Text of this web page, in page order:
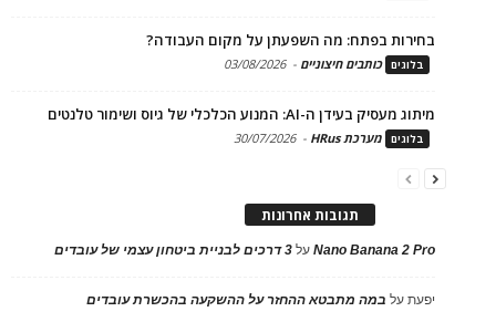
בחירות בפתח: מה השפעתן על מקום העבודה?
בלוגים כותבים חיצוניים -
03/08/2026
מיתוג מעסיק בעידן ה-AI: המנוע הכלכלי של גיוס ושימור טלנטים
בלוגים מערכת HRus -
30/07/2026
תגובות אחרונות
Nano Banana 2 Proעל 3 דרכים לבניית ביטחון עצמי של עובדים
יפעתעל במה מתבטא ההחזר על ההשקעה בהכשרת עובדים